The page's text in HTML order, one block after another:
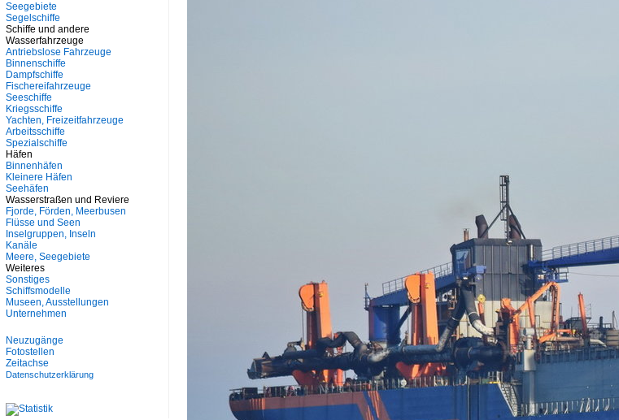
Seegebiete
Segelschiffe
Schiffe und andere
Wasserfahrzeuge
Antriebslose Fahrzeuge
Binnenschiffe
Dampfschiffe
Fischereifahrzeuge
Seeschiffe
Kriegsschiffe
Yachten, Freizeitfahrzeuge
Arbeitsschiffe
Spezialschiffe
Häfen
Binnenhäfen
Kleinere Häfen
Seehäfen
Wasserstraßen und Reviere
Fjorde, Förden, Meerbusen
Flüsse und Seen
Inselgruppen, Inseln
Kanäle
Meere, Seegebiete
Weiteres
Sonstiges
Schiffsmodelle
Museen, Ausstellungen
Unternehmen
Neuzugänge
Fotostellen
Zeitachse
Datenschutzerklärung